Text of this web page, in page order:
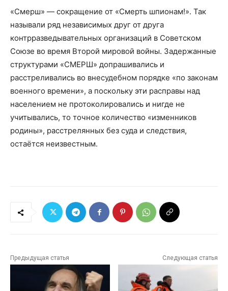
«Смерш» — сокращение от «Смерть шпионам!». Так
называли ряд независимых друг от друга
контрразведывательных организаций в Советском
Союзе во время Второй мировой войны. Задержанные
структурами «СМЕРШ» допрашивались и
расстреливались во внесудебном порядке «по законам
военного времени», а поскольку эти расправы над
населением не протоколировались и нигде не
учитывались, то точное количество «изменников
родины», расстрелянных без суда и следствия,
остаётся неизвестным.
Предыдущая статья Следующая статья